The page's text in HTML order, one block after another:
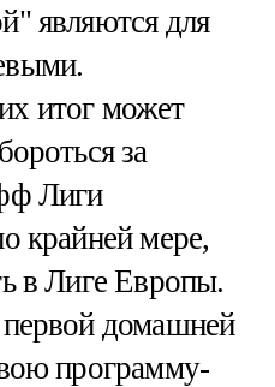
являются для
итог может
за
Лиги
крайней мере,
в Лиге Европы.
домашней
программу-